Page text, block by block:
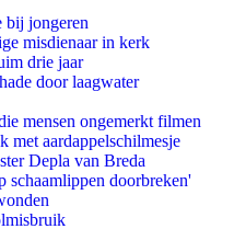
bij jongeren
misdienaar in kerk
drie jaar
door laagwater
mensen ongemerkt filmen
met aardappelschilmesje
Depla van Breda
schaamlippen doorbreken'